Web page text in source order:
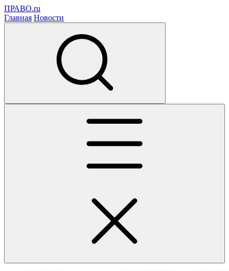
ПРАВО.ru
Главная Новости